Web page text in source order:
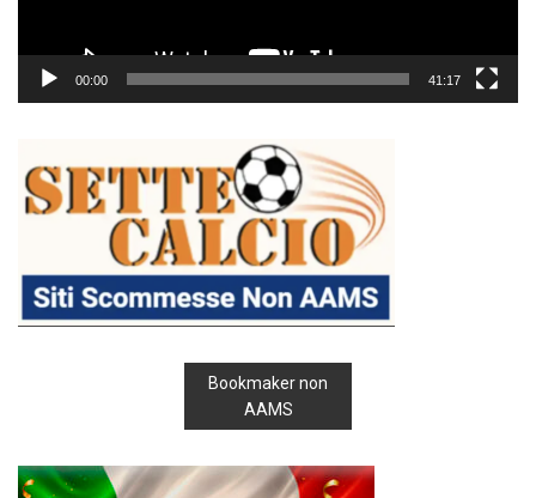
00:00 41:17
Bookmaker non
AAMS